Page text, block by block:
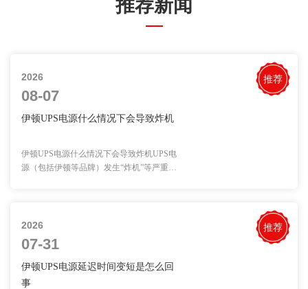
推荐新闻
推荐
2026
08-07
伊顿UPS电源什么情况下会导致炸机
伊顿UPS电源什么情况下会导致炸机UPS电
源（包括伊顿等品牌）发生“炸机”等严重故
推荐
2026
07-31
伊顿UPS电源延迟时间变短是怎么回
事